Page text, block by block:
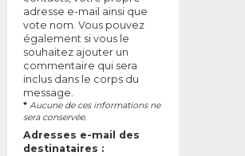
adresse e-mail ainsi que
vote nom. Vous pouvez
également si vous le
souhaitez ajouter un
commentaire qui sera
inclus dans le corps du
message.
* Aucune de ces informations ne
sera conservée.
Adresses e-mail des
destinataires :